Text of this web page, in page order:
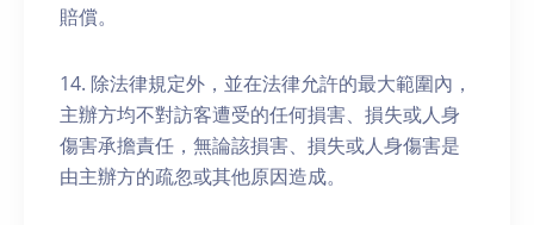
賠償。
14. 除法律規定外，並在法律允許的最大範圍內，
主辦方均不對訪客遭受的任何損害、損失或人身
傷害承擔責任，無論該損害、損失或人身傷害是
由主辦方的疏忽或其他原因造成。